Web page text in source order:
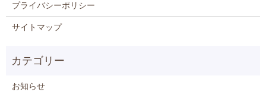
プライバシーポリシー
サイトマップ
お知らせ